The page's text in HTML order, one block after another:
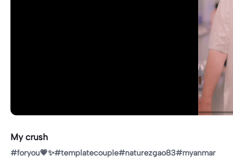
My crush
#foryou💗✨#templatecouple#naturezgao83#myanmar